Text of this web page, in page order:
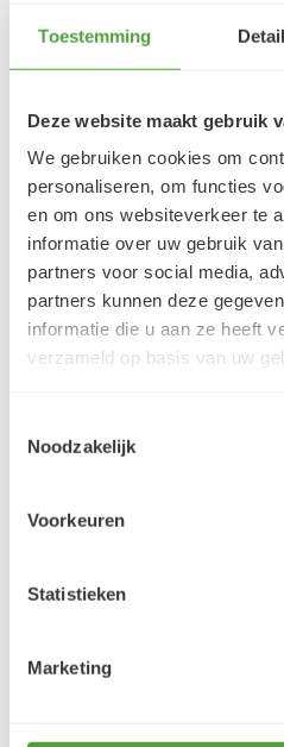
Toestemming
Deze website maakt gebruik
We gebruiken cookies om
personaliseren, om functies
en om ons websiteverkeer te
informatie over uw gebruik
partners voor social media,
partners kunnen deze
informatie die u aan ze heeft
verzameld op basis van uw
Noodzakelijk
Voorkeuren
Statistieken
Marketing
5/5
5 augustus 2026
j'ai trouvé très contente
LEES MEER